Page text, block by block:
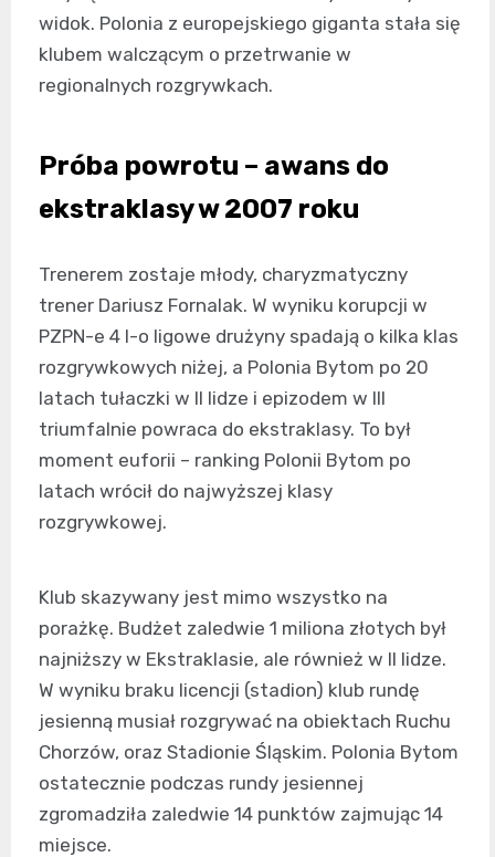
widok. Polonia z europejskiego giganta stała się
klubem walczącym o przetrwanie w
regionalnych rozgrywkach.
Próba powrotu – awans do
ekstraklasy w 2007 roku
Trenerem zostaje młody, charyzmatyczny
trener Dariusz Fornalak. W wyniku korupcji w
PZPN-e 4 I-o ligowe drużyny spadają o kilka klas
rozgrywkowych niżej, a Polonia Bytom po 20
latach tułaczki w II lidze i epizodem w III
triumfalnie powraca do ekstraklasy. To był
moment euforii – ranking Polonii Bytom po
latach wrócił do najwyższej klasy
rozgrywkowej.
Klub skazywany jest mimo wszystko na
porażkę. Budżet zaledwie 1 miliona złotych był
najniższy w Ekstraklasie, ale również w II lidze.
W wyniku braku licencji (stadion) klub rundę
jesienną musiał rozgrywać na obiektach Ruchu
Chorzów, oraz Stadionie Śląskim. Polonia Bytom
ostatecznie podczas rundy jesiennej
zgromadziła zaledwie 14 punktów zajmując 14
miejsce.